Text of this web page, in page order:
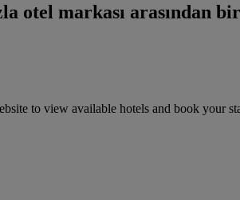
otel markası arasından
to view available hotels and book your